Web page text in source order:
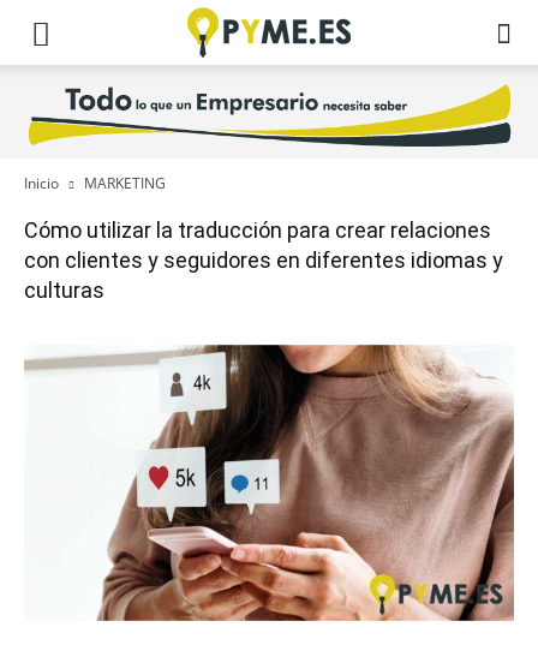
Inicio MARKETING
Cómo utilizar la traducción para crear relaciones
con clientes y seguidores en diferentes idiomas y
culturas